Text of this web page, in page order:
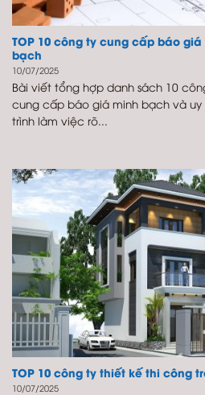
TOP 10 công ty cung cấp báo
bạch
10/07/2025
Bài viết tổng hợp danh sách 10
cung cấp báo giá minh bạch và
trình làm việc rõ...
TOP 10 công ty thiết kế thi công
10/07/2025